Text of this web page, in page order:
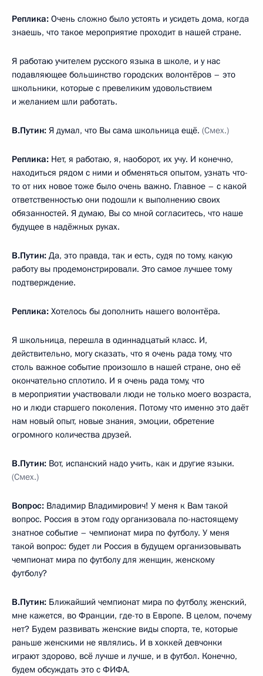
Реплика: Очень сложно было устоять и усидеть дома, когда
знаешь, что такое мероприятие проходит в нашей стране.
Я работаю учителем русского языка в школе, и у нас
подавляющее большинство городских волонтёров – это
школьники, которые с превеликим удовольствием
и желанием шли работать.
В.Путин: Я думал, что Вы сама школьница ещё. (Смех.)
Реплика: Нет, я работаю, я, наоборот, их учу. И конечно,
находиться рядом с ними и обменяться опытом, узнать что-
то от них новое тоже было очень важно. Главное – с какой
ответственностью они подошли к выполнению своих
обязанностей. Я думаю, Вы со мной согласитесь, что наше
будущее в надёжных руках.
В.Путин: Да, это правда, так и есть, судя по тому, какую
работу вы продемонстрировали. Это самое лучшее тому
подтверждение.
Реплика: Хотелось бы дополнить нашего волонтёра.
Я школьница, перешла в одиннадцатый класс. И,
действительно, могу сказать, что я очень рада тому, что
столь важное событие произошло в нашей стране, оно её
окончательно сплотило. И я очень рада тому, что
в мероприятии участвовали люди не только моего возраста,
но и люди старшего поколения. Потому что именно это даёт
нам новый опыт, новые знания, эмоции, обретение
огромного количества друзей.
В.Путин: Вот, испанский надо учить, как и другие языки.
(Смех.)
Вопрос: Владимир Владимирович! У меня к Вам такой
вопрос. Россия в этом году организовала по-настоящему
знатное событие – чемпионат мира по футболу. У меня
такой вопрос: будет ли Россия в будущем организовывать
чемпионат мира по футболу для женщин, женскому
футболу?
В.Путин: Ближайший чемпионат мира по футболу, женский,
мне кажется, во Франции, где-то в Европе. В целом, почему
нет? Будем развивать женские виды спорта, те, которые
раньше женскими не являлись. И в хоккей девчонки
играют здорово, всё лучше и лучше, и в футбол. Конечно,
будем обсуждать это с ФИФА.